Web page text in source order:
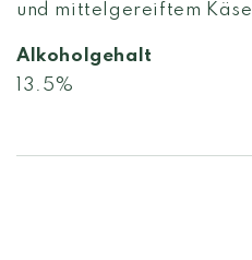
und mittelgereiftem
Alkoholgehalt
13.5%